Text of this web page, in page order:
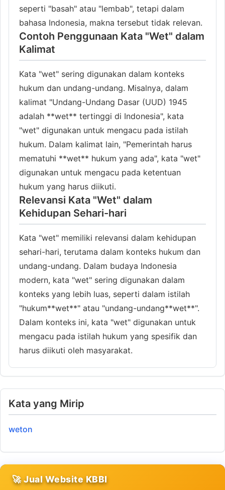
seperti "basah" atau "lembab", tetapi dalam
bahasa Indonesia, makna tersebut tidak relevan.
Contoh Penggunaan Kata "Wet" dalam
Kalimat
Kata "wet" sering digunakan dalam konteks
hukum dan undang-undang. Misalnya, dalam
kalimat "Undang-Undang Dasar (UUD) 1945
adalah **wet** tertinggi di Indonesia", kata
"wet" digunakan untuk mengacu pada istilah
hukum. Dalam kalimat lain, "Pemerintah harus
mematuhi **wet** hukum yang ada", kata "wet"
digunakan untuk mengacu pada ketentuan
hukum yang harus diikuti.
Relevansi Kata "Wet" dalam
Kehidupan Sehari-hari
Kata "wet" memiliki relevansi dalam kehidupan
sehari-hari, terutama dalam konteks hukum dan
undang-undang. Dalam budaya Indonesia
modern, kata "wet" sering digunakan dalam
konteks yang lebih luas, seperti dalam istilah
"hukum**wet**" atau "undang-undang**wet**".
Dalam konteks ini, kata "wet" digunakan untuk
mengacu pada istilah hukum yang spesifik dan
harus diikuti oleh masyarakat.
Kata yang Mirip
weton
🚀 Jual Website KBBI